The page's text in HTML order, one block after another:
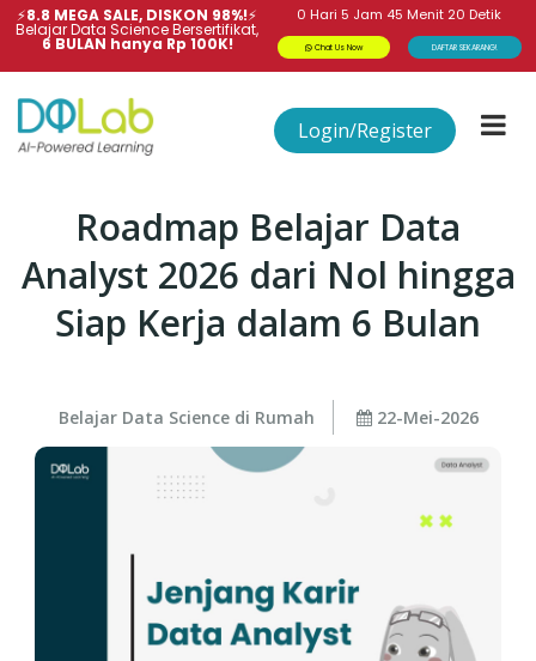
⚡8.8 MEGA SALE, DISKON 98%!⚡
Belajar Data Science Bersertifikat,
6 BULAN hanya Rp 100K!
0 Hari 5 Jam 45 Menit 20 Detik
Chat Us Now DAFTAR SEKARANG!
Login/Register
Roadmap Belajar Data
Analyst 2026 dari Nol hingga
Siap Kerja dalam 6 Bulan
Belajar Data Science di Rumah 22-Mei-2026